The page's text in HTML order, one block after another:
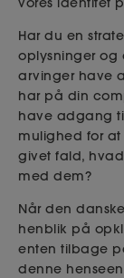
Har du en
oplysninger og
arvinger have
har på din
have adgang
mulighed for
givet fald,
med dem?
Når den
henblik på
enten tilbage
denne